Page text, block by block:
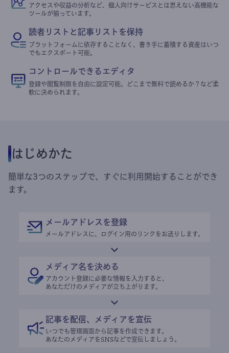
アクセスや収益の分析など、個人向けサービスとは思えない高機能な
ツールが揃っています。
読者リストと記事リストを保持
プラットフォームに依存することなく、書き手に蓄積する資産はいつ
でもエクスポート可能。
コントロールできるエディタ
登録や閲覧制限を自由に設定可能。どこまで無料で読めるか？など柔
軟に決められます。
はじめかた
簡単な3つのステップで、すぐに利用開始することができ
ます。
メールアドレスを登録
メールアドレスに、ログイン用のリンクをお送りします。
メディア名を決める
アカウント登録に必要な情報を入力すると、
あなただけのメディアが立ち上がります。
記事を配信、メディアを宣伝
いつでも管理画面から記事を作成できます。
あなたのメディアをSNSなどで宣伝しましょう。